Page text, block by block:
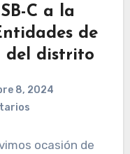
C a la
de
del distrito
8, 2024
ocasión de